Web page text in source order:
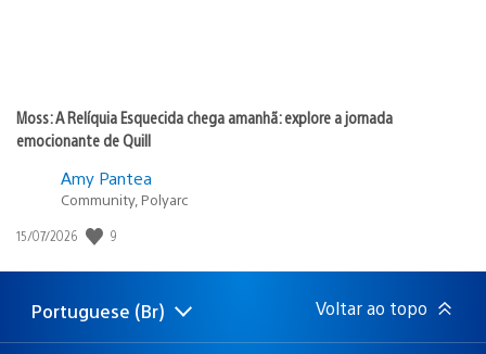
Moss: A Relíquia Esquecida chega amanhã: explore a jornada
emocionante de Quill
Amy Pantea
Community, Polyarc
Data
publicação:
15/07/2026 9
Selecione
Região
Portuguese (Br) Voltar ao topo